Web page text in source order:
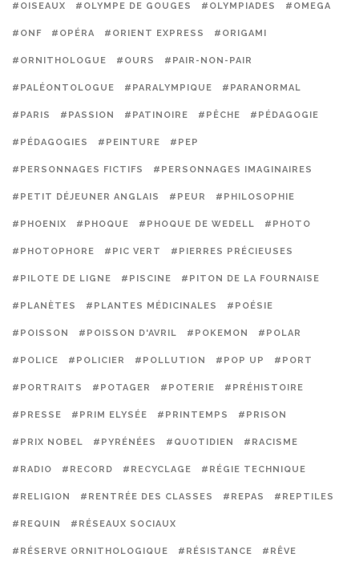
#OISEAUX #OLYMPE DE GOUGES #OLYMPIADES #OMEGA
#ONF #OPÉRA #ORIENT EXPRESS #ORIGAMI
#ORNITHOLOGUE #OURS #PAIR-NON-PAIR
#PALÉONTOLOGUE #PARALYMPIQUE #PARANORMAL
#PARIS #PASSION #PATINOIRE #PÊCHE #PÉDAGOGIE
#PÉDAGOGIES #PEINTURE #PEP
#PERSONNAGES FICTIFS #PERSONNAGES IMAGINAIRES
#PETIT DÉJEUNER ANGLAIS #PEUR #PHILOSOPHIE
#PHOENIX #PHOQUE #PHOQUE DE WEDELL #PHOTO
#PHOTOPHORE #PIC VERT #PIERRES PRÉCIEUSES
#PILOTE DE LIGNE #PISCINE #PITON DE LA FOURNAISE
#PLANÈTES #PLANTES MÉDICINALES #POÉSIE
#POISSON #POISSON D'AVRIL #POKEMON #POLAR
#POLICE #POLICIER #POLLUTION #POP UP #PORT
#PORTRAITS #POTAGER #POTERIE #PRÉHISTOIRE
#PRESSE #PRIM ELYSÉE #PRINTEMPS #PRISON
#PRIX NOBEL #PYRÉNÉES #QUOTIDIEN #RACISME
#RADIO #RECORD #RECYCLAGE #RÉGIE TECHNIQUE
#RELIGION #RENTRÉE DES CLASSES #REPAS #REPTILES
#REQUIN #RÉSEAUX SOCIAUX
#RÉSERVE ORNITHOLOGIQUE #RÉSISTANCE #RÊVE